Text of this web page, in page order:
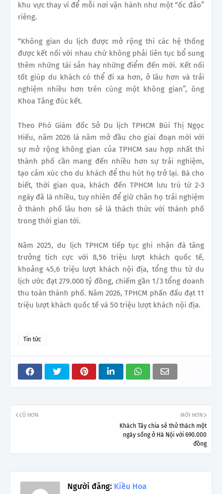
khu vực thay vì để mỗi nơi vận hành như một “ốc đảo”
riêng.
“Không gian du lịch được mở rộng thì các hệ thống
được kết nối với nhau chứ không phải liên tục bổ sung
thêm những tài sản hay những điểm đến mới. Kết nối
tốt giúp du khách có thể đi xa hơn, ở lâu hơn và trải
nghiệm nhiều hơn trên cùng một không gian”, ông
Khoa Tăng đúc kết.
Theo Phó Giám đốc Sở Du lịch TPHCM Bùi Thị Ngọc
Hiếu, năm 2026 là năm mở đầu cho giai đoạn mới với
sự mở rộng không gian của TPHCM sau hợp nhất thì
thành phố cần mang đến nhiều hơn sự trải nghiệm,
tạo cảm xúc cho du khách để thu hút họ trở lại. Bà cho
biết, thời gian qua, khách đến TPHCM lưu trú từ 2-3
ngày đã là nhiều, tuy nhiên để giữ chân họ trải nghiệm
ở thành phố lâu hơn sẽ là thách thức với thành phố
trong thời gian tới.
Năm 2025, du lịch TPHCM tiếp tục ghi nhận đà tăng
trưởng tích cực với 8,56 triệu lượt khách quốc tế,
khoảng 45,6 triệu lượt khách nội địa, tổng thu từ du
lịch ước đạt 279.000 tỷ đồng, chiếm gần 1/3 tổng doanh
thu toàn thành phố. Năm 2026, TPHCM phấn đấu đạt 11
triệu lượt khách quốc tế và 50 triệu lượt khách nội địa.
Tin tức
MỚI HƠN
Khách Tây chia sẻ thử thách một
ngày sống ở Hà Nội với 690.000
đồng
CŨ HƠN
Người đăng: Kiều Hoa